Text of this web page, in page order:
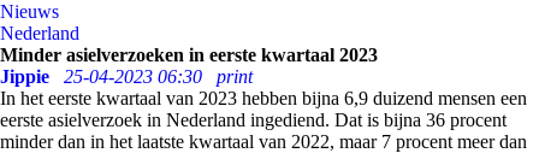
Nieuws
Nederland
Minder asielverzoeken in eerste kwartaal 2023
Jippie
25-04-2023 06:30
print
In het eerste kwartaal van 2023 hebben bijna 6,9 duizend mensen een
eerste asielverzoek in Nederland ingediend. Dat is bijna 36 procent
minder dan in het laatste kwartaal van 2022, maar 7 procent meer dan